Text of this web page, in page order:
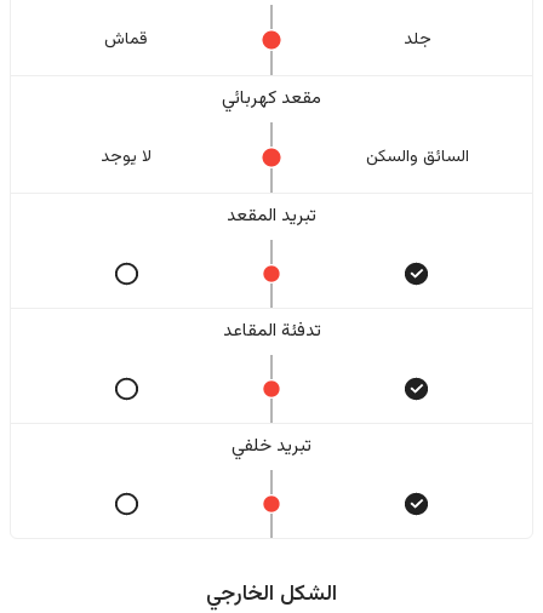
جلد قماش
مقعد كهربائي
السائق والسکن لا یوجد
تبريد المقعد
تدفئة المقاعد
تبريد خلفي
الشكل الخارجي